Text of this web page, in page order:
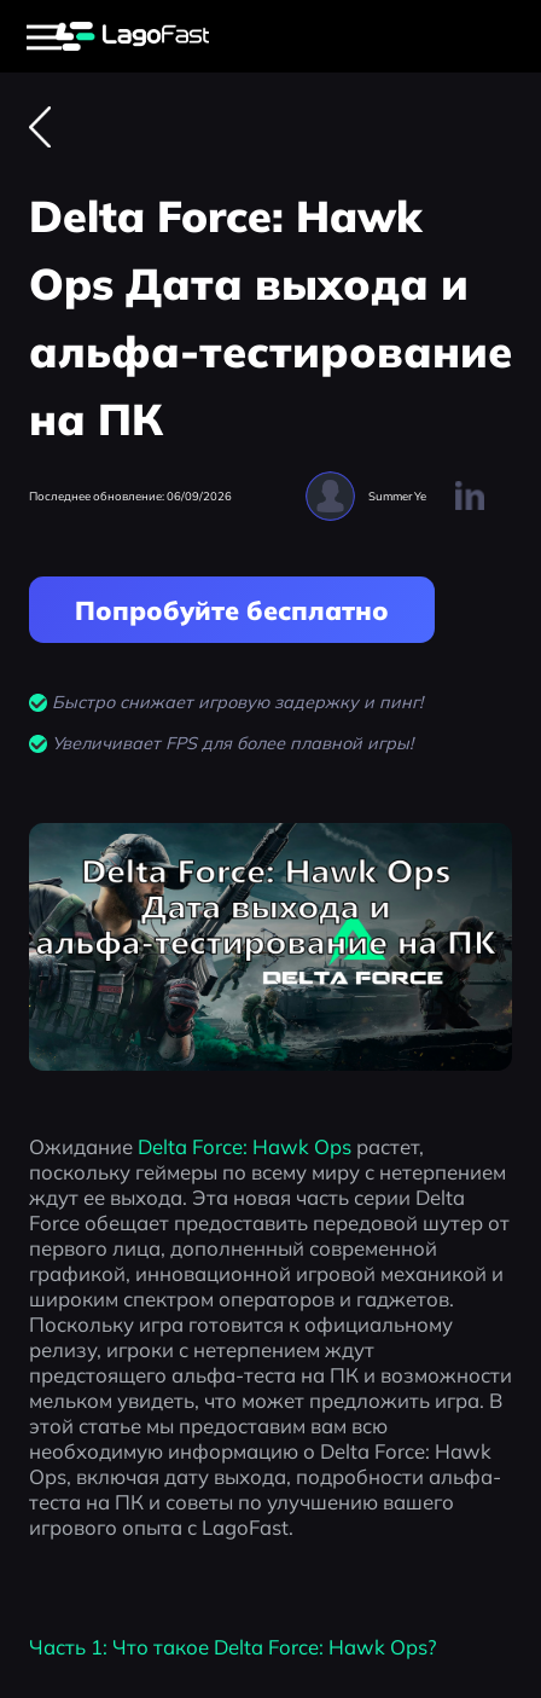
Delta Force: Hawk
Ops Дата выхода и
альфа-тестирование
на ПК
Последнее обновление: 06/09/2026 Summer Ye
Попробуйте бесплатно
Быстро снижает игровую задержку и пинг!
Увеличивает FPS для более плавной игры!
Ожидание Delta Force: Hawk Ops растет,
поскольку геймеры по всему миру с нетерпением
ждут ее выхода. Эта новая часть серии Delta
Force обещает предоставить передовой шутер от
первого лица, дополненный современной
графикой, инновационной игровой механикой и
широким спектром операторов и гаджетов.
Поскольку игра готовится к официальному
релизу, игроки с нетерпением ждут
предстоящего альфа-теста на ПК и возможности
мельком увидеть, что может предложить игра. В
этой статье мы предоставим вам всю
необходимую информацию о Delta Force: Hawk
Ops, включая дату выхода, подробности альфа-
теста на ПК и советы по улучшению вашего
игрового опыта с LagoFast.
Часть 1: Что такое Delta Force: Hawk Ops?